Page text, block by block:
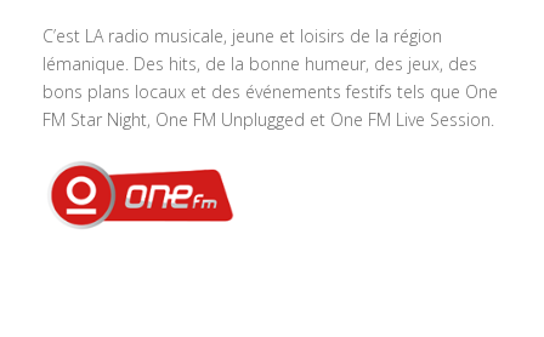
C’est LA radio musicale, jeune et loisirs de la région
lémanique. Des hits, de la bonne humeur, des jeux, des
bons plans locaux et des événements festifs tels que One
FM Star Night, One FM Unplugged et One FM Live Session.